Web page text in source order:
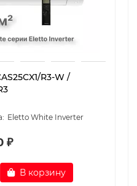
R3-W /
Eletto White Inverter
₽
В корзину